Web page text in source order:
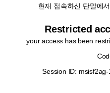
현재 접속하신 단말에
Restricted
your access has been
Session ID: